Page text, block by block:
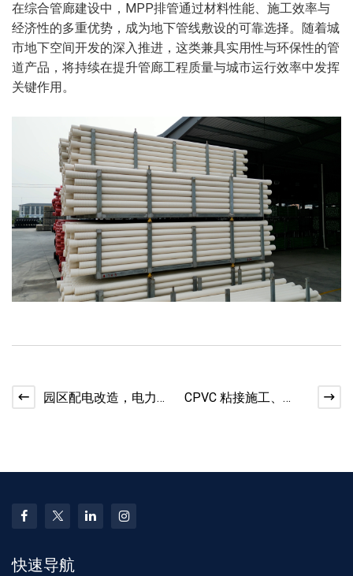
在综合管廊建设中，MPP排管通过材料性能、施工效率与
经济性的多重优势，成为地下管线敷设的可靠选择。随着城
市地下空间开发的深入推进，这类兼具实用性与环保性的管
道产品，将持续在提升管廊工程质量与城市运行效率中发挥
关键作用。
园区配电改造，电力
CPVC 粘接施工、
快速导航